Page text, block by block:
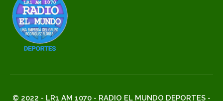
© 2022 - LR1 AM 1070 - RADIO EL MUNDO DEPORTES -